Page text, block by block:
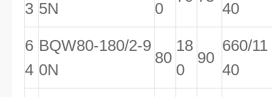
3 5N
0
40
6
4
BQW80-180/2-9
0N
80
18
0
90
660/11
40